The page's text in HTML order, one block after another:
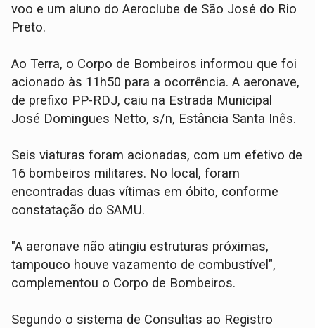
voo e um aluno do Aeroclube de São José do Rio
Preto.
Ao Terra, o Corpo de Bombeiros informou que foi
acionado às 11h50 para a ocorrência. A aeronave,
de prefixo PP-RDJ, caiu na Estrada Municipal
José Domingues Netto, s/n, Estância Santa Inês.
Seis viaturas foram acionadas, com um efetivo de
16 bombeiros militares. No local, foram
encontradas duas vítimas em óbito, conforme
constatação do SAMU.
"A aeronave não atingiu estruturas próximas,
tampouco houve vazamento de combustível",
complementou o Corpo de Bombeiros.
Segundo o sistema de Consultas ao Registro